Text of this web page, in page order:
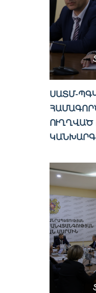
ՍԱՏՄ-
ՈՒՂՂՎԱԾ